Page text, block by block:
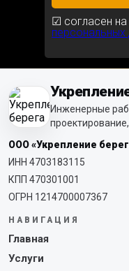
☑ согласен на
персональных
Инженерные
ООО «Укрепление
ИНН 4703183115
КПП 470301001
ОГРН 1214700007367
НАВИГАЦИЯ
Главная
Услуги